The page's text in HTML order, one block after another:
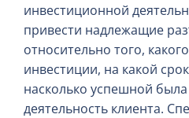
инвестиционной
привести надлежащие
относительно того,
инвестиции, на какой
насколько успешной
деятельность клиента.